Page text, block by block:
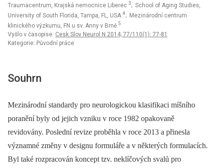
Traumacentrum, Krajská nemocnice Liberec 3; School of Aging Studies,
University of South Florida, Tampa, FL, USA 4; Mezinárodní centrum
klinického výzkumu, FN u sv. Anny v Brně 5
Vyšlo v časopise: Cesk Slov Neurol N 2014; 77/110(1): 77-81
Kategorie: Původní práce
Souhrn
Mezinárodní standardy pro neurologickou klasifikaci míšního
poranění byly od jejich vzniku v roce 1982 opakovaně
revidovány. Poslední revize proběhla v roce 2013 a přinesla
významné změny v designu formuláře a v ně­kte­rých formulacích.
Byl také rozpracován koncept tzv. neklíčových svalů pro